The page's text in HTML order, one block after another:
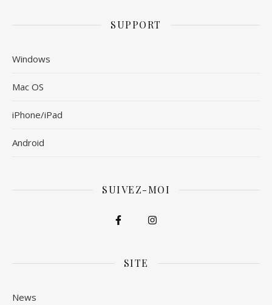
SUPPORT
Windows
Mac OS
iPhone/iPad
Android
SUIVEZ-MOI
SITE
News